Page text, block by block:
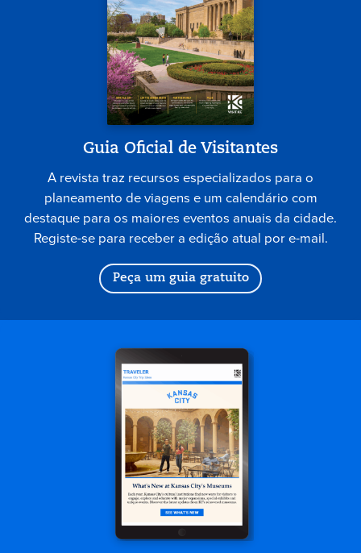
Guia Oficial de Visitantes
A revista traz recursos especializados para o
planeamento de viagens e um calendário com
destaque para os maiores eventos anuais da cidade.
Registe-se para receber a edição atual por e-mail.
Peça um guia gratuito